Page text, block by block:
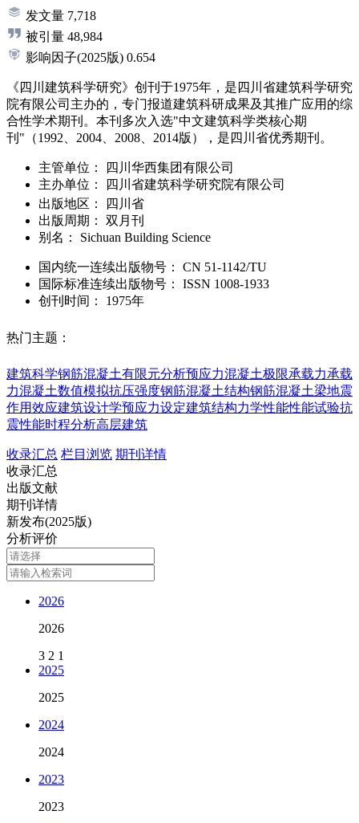
发文量 7,718
被引量 48,984
影响因子(2025版) 0.654
《四川建筑科学研究》创刊于1975年，是四川省建筑科学研究
院有限公司主办的，专门报道建筑科研成果及其推广应用的综
合性学术期刊。本刊多次入选"中文建筑科学类核心期
刊"（1992、2004、2008、2014版），是四川省优秀期刊。
主管单位：
四川华西集团有限公司
主办单位：
四川省建筑科学研究院有限公司
出版地区：
四川省
出版周期：
双月刊
别名：
Sichuan Building Science
国内统一连续出版物号： CN 51-1142/TU
国际标准连续出版物号 ： ISSN 1008-1933
创刊时间：
1975年
热门主题：
建筑科学钢筋混凝土有限元分析预应力混凝土极限承载力承载
力混凝土数值模拟抗压强度钢筋混凝土结构钢筋混凝土梁地震
作用效应建筑设计学预应力设定建筑结构力学性能性能试验抗
震性能时程分析高层建筑
收录汇总 栏目浏览 期刊详情
收录汇总
出版文献
期刊详情
新发布(2025版)
分析评价
2026
2026
3 2 1
2025
2025
2024
2024
2023
2023